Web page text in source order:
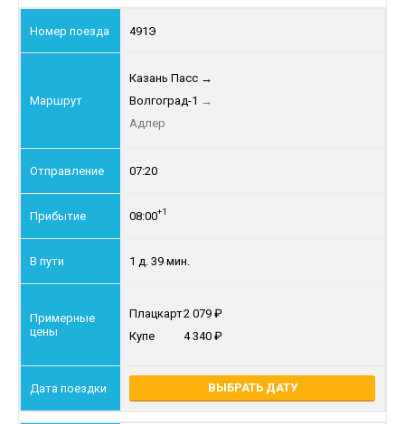
491Э
Казань Пасс →
Волгоград-1 →
Адлер
07:20
08:00+1
1 д. 39 мин.
Плацкарт2 079
Купе
4 340
ВЫБРАТЬ ДАТУ